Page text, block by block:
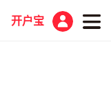
开户宝